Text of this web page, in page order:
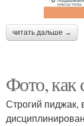
читать дальше →
Фото, как
Строгий пиджак,